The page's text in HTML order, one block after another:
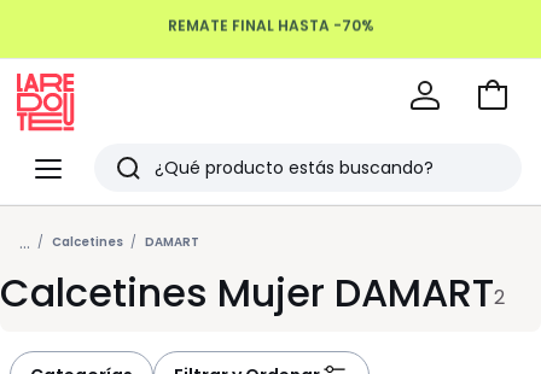
REMATE FINAL HASTA -70%
Devoluciones hasta 100 días
Menu
Redoute
Buscar
Últimos
artículos
vistos
Ir
... Calcetines DAMART
Calcetines Mujer DAMART2